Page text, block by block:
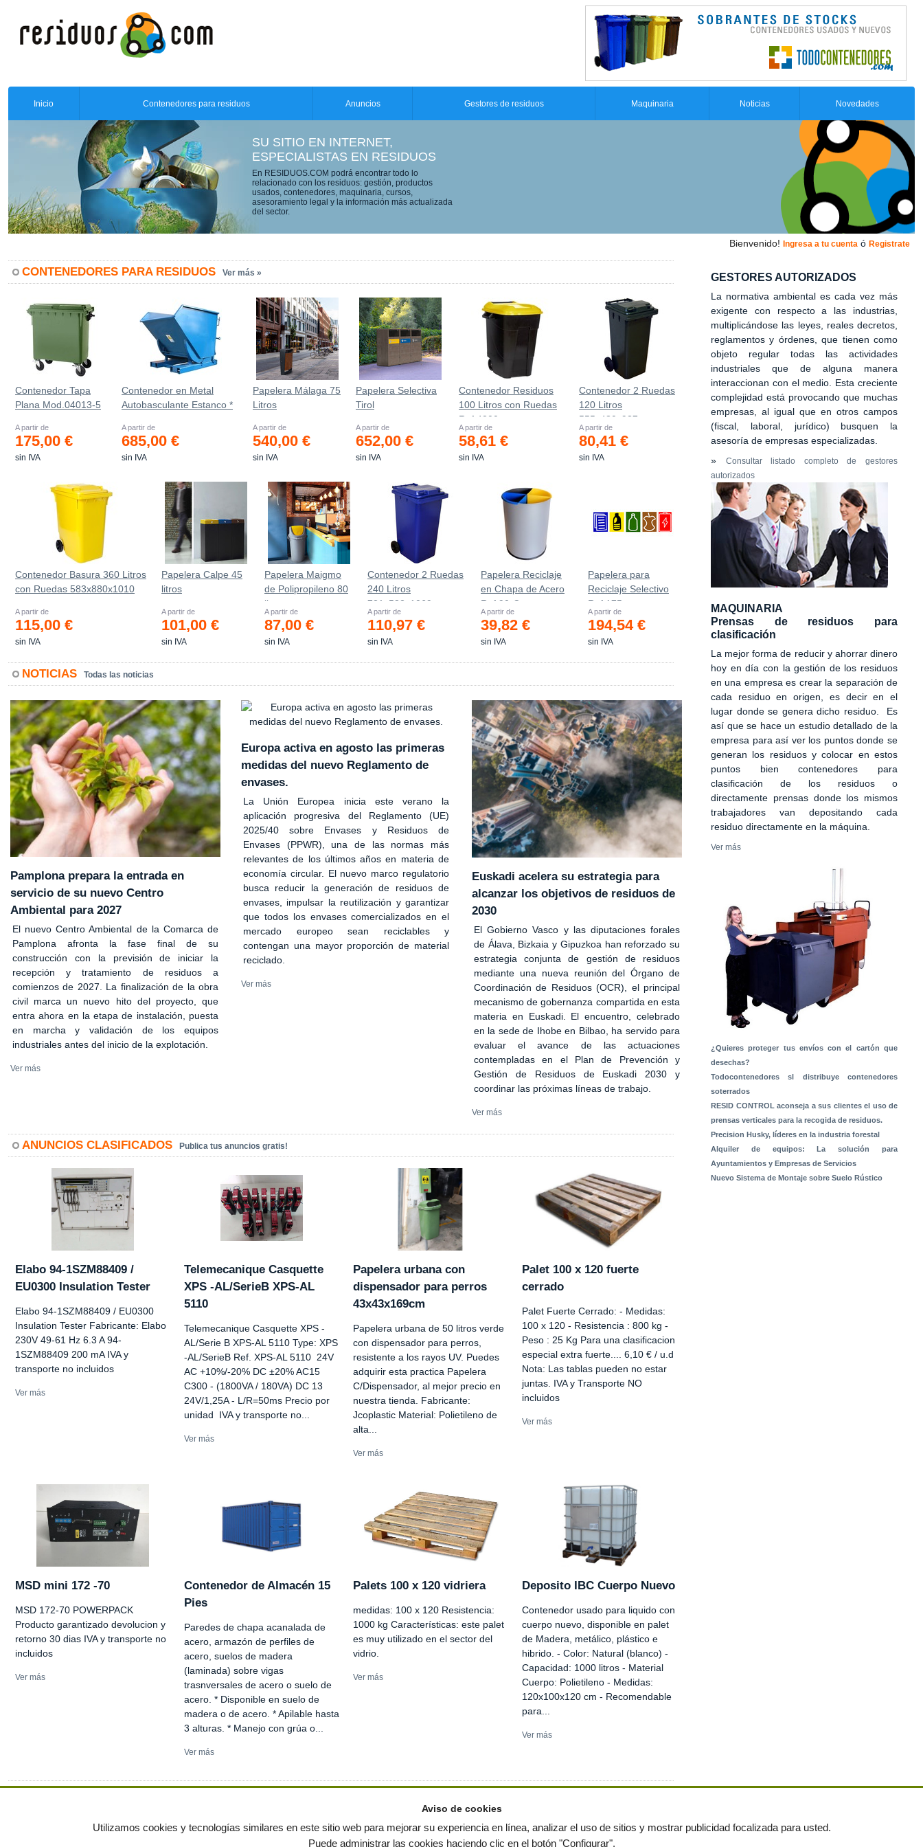
Inicio Contenedores para residuos Anuncios Gestores de residuos Maquinaria Noticias Novedades
SU SITIO EN INTERNET,
ESPECIALISTAS EN RESIDUOS
En RESIDUOS.COM podrá encontrar todo lo
relacionado con los residuos: gestión, productos
usados, contenedores, maquinaria, cursos,
asesoramiento legal y la información más actualizada
del sector.
Bienvenido! Ingresa a tu cuenta ó Registrate
CONTENEDORES PARA RESIDUOS Ver más »
Contenedor Tapa
Plana Mod.04013-5
A partir de
175,00 €
sin IVA
Contenedor en Metal
Autobasculante Estanco *
A partir de
685,00 €
sin IVA
Papelera Málaga 75
Litros
A partir de
540,00 €
sin IVA
Papelera Selectiva
Tirol
A partir de
652,00 €
sin IVA
Contenedor Residuos
100 Litros con Ruedas
Ref.4200
A partir de
58,61 €
sin IVA
Contenedor 2 Ruedas
120 Litros
555х480х937mm
A partir de
80,41 €
sin IVA
Contenedor Basura 360 Litros
con Ruedas 583x880x1010
A partir de
115,00 €
sin IVA
Papelera Calpe 45
litros
A partir de
101,00 €
sin IVA
Papelera Maigmo
de Polipropileno 80
litros
A partir de
87,00 €
sin IVA
Contenedor 2 Ruedas
240 Litros
721х582х1069mm
A partir de
110,97 €
sin IVA
Papelera Reciclaje
en Chapa de Acero
Ref.90-C
A partir de
39,82 €
sin IVA
Papelera para
Reciclaje Selectivo
Ref.175
A partir de
194,54 €
sin IVA
NOTICIAS Todas las noticias
Pamplona prepara la entrada en
servicio de su nuevo Centro
Ambiental para 2027
El nuevo Centro Ambiental de la Comarca de
Pamplona afronta la fase final de su
construcción con la previsión de iniciar la
recepción y tratamiento de residuos a
comienzos de 2027. La finalización de la obra
civil marca un nuevo hito del proyecto, que
entra ahora en la etapa de instalación, puesta
en marcha y validación de los equipos
industriales antes del inicio de la explotación.
Ver más
Europa activa en agosto las primeras
medidas del nuevo Reglamento de
envases.
La Unión Europea inicia este verano la
aplicación progresiva del Reglamento (UE)
2025/40 sobre Envases y Residuos de
Envases (PPWR), una de las normas más
relevantes de los últimos años en materia de
economía circular. El nuevo marco regulatorio
busca reducir la generación de residuos de
envases, impulsar la reutilización y garantizar
que todos los envases comercializados en el
mercado europeo sean reciclables y
contengan una mayor proporción de material
reciclado.
Ver más
Euskadi acelera su estrategia para
alcanzar los objetivos de residuos de
2030
El Gobierno Vasco y las diputaciones forales
de Álava, Bizkaia y Gipuzkoa han reforzado su
estrategia conjunta de gestión de residuos
mediante una nueva reunión del Órgano de
Coordinación de Residuos (OCR), el principal
mecanismo de gobernanza compartida en esta
materia en Euskadi. El encuentro, celebrado
en la sede de Ihobe en Bilbao, ha servido para
evaluar el avance de las actuaciones
contempladas en el Plan de Prevención y
Gestión de Residuos de Euskadi 2030 y
coordinar las próximas líneas de trabajo.
Ver más
ANUNCIOS CLASIFICADOS Publica tus anuncios gratis!
Elabo 94-1SZM88409 /
EU0300 Insulation Tester
Elabo 94-1SZM88409 / EU0300
Insulation Tester Fabricante: Elabo
230V 49-61 Hz 6.3 A 94-
1SZM88409 200 mA IVA y
transporte no incluidos
Ver más
Telemecanique Casquette
XPS -AL/SerieB XPS-AL
5110
Telemecanique Casquette XPS -
AL/Serie B XPS-AL 5110 Type: XPS
-AL/SerieB Ref. XPS-AL 5110 24V
AC +10%/-20% DC ±20% AC15
C300 - (1800VA / 180VA) DC 13
24V/1,25A - L/R=50ms Precio por
unidad IVA y transporte no...
Ver más
Papelera urbana con
dispensador para perros
43x43x169cm
Papelera urbana de 50 litros verde
con dispensador para perros,
resistente a los rayos UV. Puedes
adquirir esta practica Papelera
C/Dispensador, al mejor precio en
nuestra tienda. Fabricante:
Jcoplastic Material: Polietileno de
alta...
Ver más
Palet 100 x 120 fuerte
cerrado
Palet Fuerte Cerrado: - Medidas:
100 x 120 - Resistencia : 800 kg -
Peso : 25 Kg Para una clasificacion
especial extra fuerte.... 6,10 € / u.d
Nota: Las tablas pueden no estar
juntas. IVA y Transporte NO
incluidos
Ver más
MSD mini 172 -70
MSD 172-70 POWERPACK
Producto garantizado devolucion y
retorno 30 dias IVA y transporte no
incluidos
Ver más
Contenedor de Almacén 15
Pies
Paredes de chapa acanalada de
acero, armazón de perfiles de
acero, suelos de madera
(laminada) sobre vigas
trasnversales de acero o suelo de
acero. * Disponible en suelo de
madera o de acero. * Apilable hasta
3 alturas. * Manejo con grúa o...
Ver más
Palets 100 x 120 vidriera
medidas: 100 x 120 Resistencia:
1000 kg Características: este palet
es muy utilizado en el sector del
vidrio.
Ver más
Deposito IBC Cuerpo Nuevo
Contenedor usado para liquido con
cuerpo nuevo, disponible en palet
de Madera, metálico, plástico e
hibrido. - Color: Natural (blanco) -
Capacidad: 1000 litros - Material
Cuerpo: Polietileno - Medidas:
120x100x120 cm - Recomendable
para...
Ver más
GESTORES AUTORIZADOS
La normativa ambiental es cada vez más
exigente con respecto a las industrias,
multiplicándose las leyes, reales decretos,
reglamentos y órdenes, que tienen como
objeto regular todas las actividades
industriales que de alguna manera
interaccionan con el medio. Esta creciente
complejidad está provocando que muchas
empresas, al igual que en otros campos
(fiscal, laboral, jurídico) busquen la
asesoría de empresas especializadas.
» Consultar listado completo de gestores
autorizados
MAQUINARIA
Prensas de residuos para
clasificación
La mejor forma de reducir y ahorrar dinero
hoy en día con la gestión de los residuos
en una empresa es crear la separación de
cada residuo en origen, es decir en el
lugar donde se genera dicho residuo. Es
así que se hace un estudio detallado de la
empresa para así ver los puntos donde se
generan los residuos y colocar en estos
puntos bien contenedores para
clasificación de los residuos o
directamente prensas donde los mismos
trabajadores van depositando cada
residuo directamente en la máquina.
Ver más
¿Quieres proteger tus envíos con el cartón que
desechas?
Todocontenedores sl distribuye contenedores
soterrados
RESID CONTROL aconseja a sus clientes el uso de
prensas verticales para la recogida de residuos.
Precision Husky, líderes en la industria forestal
Alquiler de equipos: La solución para
Ayuntamientos y Empresas de Servicios
Nuevo Sistema de Montaje sobre Suelo Rústico
Aviso de cookies
Utilizamos cookies y tecnologías similares en este sitio web para mejorar su experiencia en línea, analizar el uso de sitios y mostrar publicidad focalizada para usted.
Puede administrar las cookies haciendo clic en el botón "Configurar".